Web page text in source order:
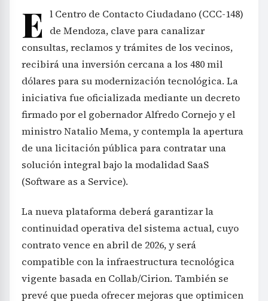
E l Centro de Contacto Ciudadano (CCC-148)
de Mendoza, clave para canalizar
consultas, reclamos y trámites de los vecinos,
recibirá una inversión cercana a los 480 mil
dólares para su modernización tecnológica. La
iniciativa fue oficializada mediante un decreto
firmado por el gobernador Alfredo Cornejo y el
ministro Natalio Mema, y contempla la apertura
de una licitación pública para contratar una
solución integral bajo la modalidad SaaS
(Software as a Service).
La nueva plataforma deberá garantizar la
continuidad operativa del sistema actual, cuyo
contrato vence en abril de 2026, y será
compatible con la infraestructura tecnológica
vigente basada en Collab/Cirion. También se
prevé que pueda ofrecer mejoras que optimicen